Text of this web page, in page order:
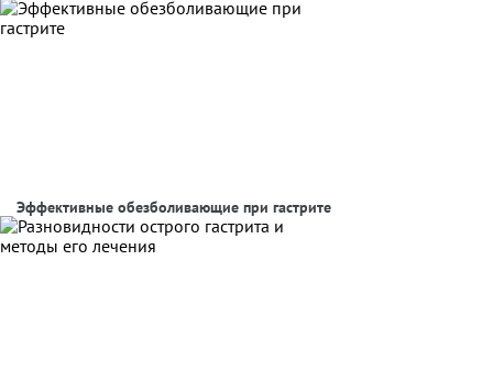
Эффективные обезболивающие при гастрите